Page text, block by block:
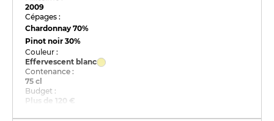
2009
Cépages :
Chardonnay70%
Pinot noir30%
Couleur :
Effervescent blanc
Contenance :
75 cl
Budget :
Plus de 120 €